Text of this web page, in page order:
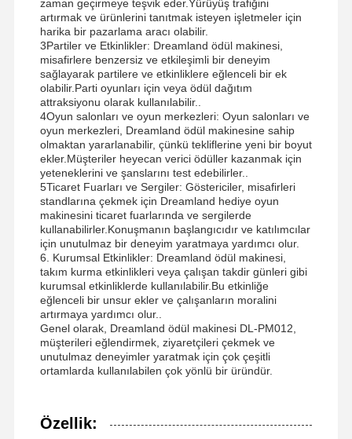
Atıcı arcade makinesi
Bilet Fedeleme Oyunu Makinesi
Pençe Oyun Makinesi
madeni para itme oyun makinesi
Yumuşak Oyun Alanı Ekipmanı
Motosiklet Oyunu Simülatörü
VR 360 Simülatörü
VR Arcade Nişancı
Sanal Gerçeklik Sineması
Çarpıcı Araç
VR Araba Yarış Simülatörü
zaman geçirmeye teşvik eder.Yürüyüş trafiğini
artırmak ve ürünlerini tanıtmak isteyen işletmeler için
harika bir pazarlama aracı olabilir.
3Partiler ve Etkinlikler: Dreamland ödül makinesi,
misafirlere benzersiz ve etkileşimli bir deneyim
sağlayarak partilere ve etkinliklere eğlenceli bir ek
olabilir.Parti oyunları için veya ödül dağıtım
attraksiyonu olarak kullanılabilir..
4Oyun salonları ve oyun merkezleri: Oyun salonları ve
oyun merkezleri, Dreamland ödül makinesine sahip
olmaktan yararlanabilir, çünkü tekliflerine yeni bir boyut
ekler.Müşteriler heyecan verici ödüller kazanmak için
yeteneklerini ve şanslarını test edebilirler..
5Ticaret Fuarları ve Sergiler: Göstericiler, misafirleri
standlarına çekmek için Dreamland hediye oyun
makinesini ticaret fuarlarında ve sergilerde
kullanabilirler.Konuşmanın başlangıcıdır ve katılımcılar
için unutulmaz bir deneyim yaratmaya yardımcı olur.
6. Kurumsal Etkinlikler: Dreamland ödül makinesi,
takım kurma etkinlikleri veya çalışan takdir günleri gibi
kurumsal etkinliklerde kullanılabilir.Bu etkinliğe
eğlenceli bir unsur ekler ve çalışanların moralini
artırmaya yardımcı olur..
Genel olarak, Dreamland ödül makinesi DL-PM012,
müşterileri eğlendirmek, ziyaretçileri çekmek ve
unutulmaz deneyimler yaratmak için çok çeşitli
ortamlarda kullanılabilen çok yönlü bir üründür.
Özellik: